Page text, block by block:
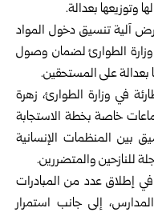
وتوزيعها بعدالة.
آلية تنسيق دخول المواد
وزارة الطوارئ لضمان وصول
على المستحقين.
في وزارة الطوارئ، زهرة
خاصة بخطة الاستجابة
بين المنظمات الإنسانية
للنازحين والمتضررين.
إطلاق عدد من المبادرات
إلى جانب استمرار